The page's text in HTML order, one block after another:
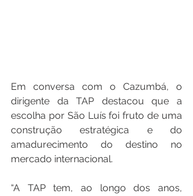
Em conversa com o Cazumbá, o
dirigente da TAP destacou que a
escolha por São Luís foi fruto de uma
construção estratégica e do
amadurecimento do destino no
mercado internacional.
“A TAP tem, ao longo dos anos,